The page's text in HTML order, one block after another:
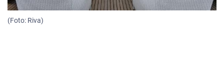
(Foto: Riva)